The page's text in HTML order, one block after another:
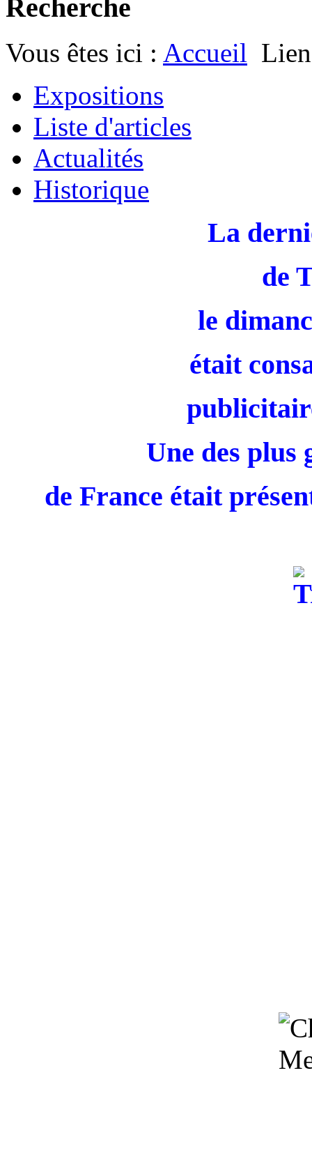
Recherche
Vous êtes ici : Accueil
Expositions
Liste d'articles
Actualités
Historique
La
de
le
était
Une des plus
de France était